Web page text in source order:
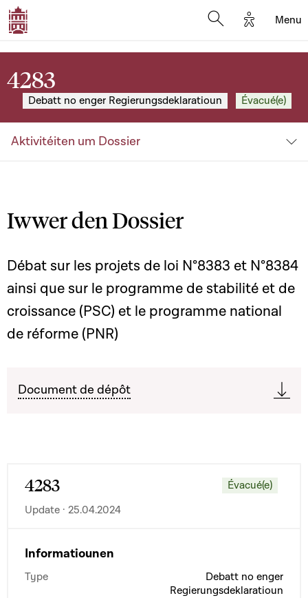
Options
Menu
4283
Debatt no enger Regierungsdeklaratioun Évacué(e)
Aktivitéiten um Dossier
Iwwer den Dossier
Débat sur les projets de loi N°8383 et N°8384
ainsi que sur le programme de stabilité et de
croissance (PSC) et le programme national
de réforme (PNR)
Document de dépôt
4283
Évacué(e)
Update · 25.04.2024
Informatiounen
Type
Debatt no enger
Regierungsdeklaratioun